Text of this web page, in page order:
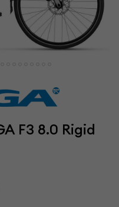
F3 8.0 Rigid